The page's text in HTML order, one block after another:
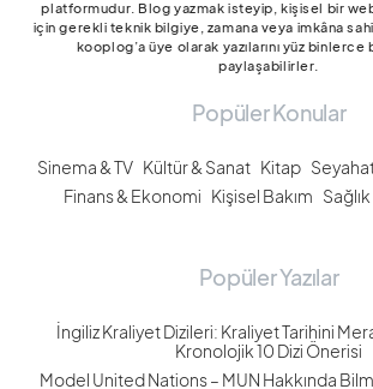
platformudur. Blog yazmak isteyip, kişisel bir
için gerekli teknik bilgiye, zamana veya imkâna
kooplog’a üye olarak yazılarını yüz
paylaşabilirler.
Popüler Konular
Sinema & TV Kültür & Sanat Kitap
Finans & Ekonomi Kişisel Bakım Sağlık
Popüler Yazılar
İngiliz Kraliyet Dizileri: Kraliyet Tarihini
Kronolojik 10 Dizi Önerisi
Model United Nations – MUN Hakkında